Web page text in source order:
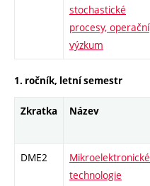
stochastické
procesy, operační
výzkum
1. ročník, letní semestr
Zkratka Název
DME2
Mikroelektronické
technologie